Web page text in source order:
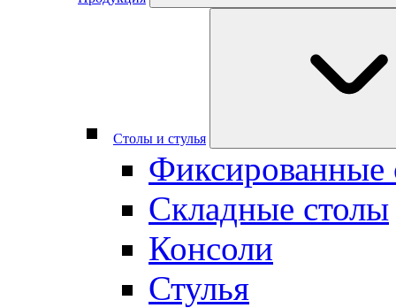
Столы и стулья
Фиксированные
Складные столы
Консоли
Стулья